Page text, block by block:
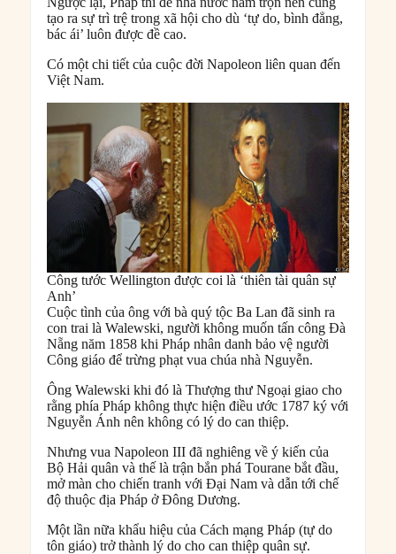
tạo ra sự trì trệ trong xã hội cho dù ‘tự do, bình đẳng,
bác ái’ luôn được đề cao.
Có một chi tiết của cuộc đời Napoleon liên quan đến
Việt Nam.
Công tước Wellington được coi là ‘thiên tài quân sự
Anh’
Cuộc tình của ông với bà quý tộc Ba Lan đã sinh ra
con trai là Walewski, người không muốn tấn công Đà
Nẵng năm 1858 khi Pháp nhân danh bảo vệ người
Công giáo để trừng phạt vua chúa nhà Nguyễn.
Ông Walewski khi đó là Thượng thư Ngoại giao cho
rằng phía Pháp không thực hiện điều ước 1787 ký với
Nguyễn Ánh nên không có lý do can thiệp.
Nhưng vua Napoleon III đã nghiêng về ý kiến của
Bộ Hải quân và thế là trận bắn phá Tourane bắt đầu,
mở màn cho chiến tranh với Đại Nam và dẫn tới chế
độ thuộc địa Pháp ở Đông Dương.
Một lần nữa khẩu hiệu của Cách mạng Pháp (tự do
tôn giáo) trở thành lý do cho can thiệp quân sự.